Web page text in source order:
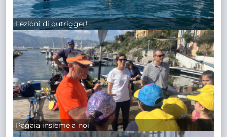
Lezioni di outrigger!
Pagaia insieme a noi